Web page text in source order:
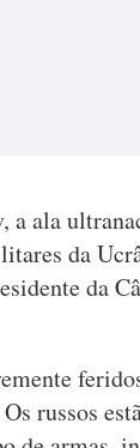
a ala
da
da
russos